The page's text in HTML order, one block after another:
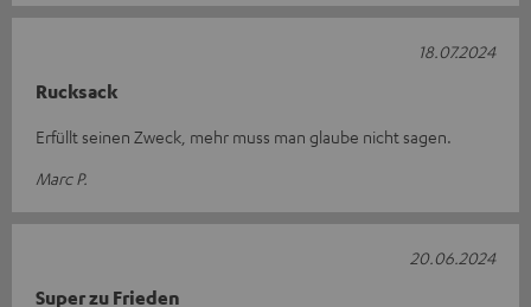
Rucksack
Erfüllt seinen Zweck, mehr muss man glaube nicht sagen.
Marc P.
18.07.2024
Super zu Frieden
20.06.2024